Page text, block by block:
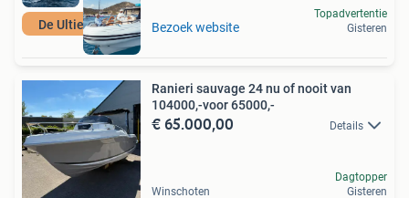
De Ultieme Rib Bezoek website
Topadvertentie
Gisteren
Ranieri sauvage 24 nu of nooit van
104000,-voor 65000,-
€ 65.000,00 Details
Winschoten
Dagtopper
Gisteren